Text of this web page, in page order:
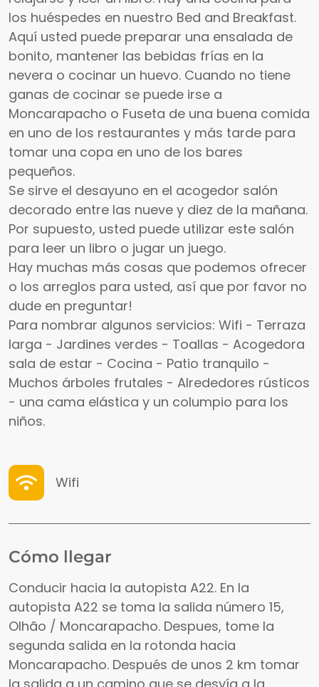
los huéspedes en nuestro Bed and Breakfast.
Aquí usted puede preparar una ensalada de
bonito, mantener las bebidas frías en la
nevera o cocinar un huevo. Cuando no tiene
ganas de cocinar se puede irse a
Moncarapacho o Fuseta de una buena comida
en uno de los restaurantes y más tarde para
tomar una copa en uno de los bares
pequeños.
Se sirve el desayuno en el acogedor salón
decorado entre las nueve y diez de la mañana.
Por supuesto, usted puede utilizar este salón
para leer un libro o jugar un juego.
Hay muchas más cosas que podemos ofrecer
o los arreglos para usted, así que por favor no
dude en preguntar!
Para nombrar algunos servicios: Wifi - Terraza
larga - Jardines verdes - Toallas - Acogedora
sala de estar - Cocina - Patio tranquilo -
Muchos árboles frutales - Alrededores rústicos
- una cama elástica y un columpio para los
niños.
Wifi
Cómo llegar
Conducir hacia la autopista A22. En la
autopista A22 se toma la salida número 15,
Olhão / Moncarapacho. Despues, tome la
segunda salida en la rotonda hacia
Moncarapacho. Después de unos 2 km tomar